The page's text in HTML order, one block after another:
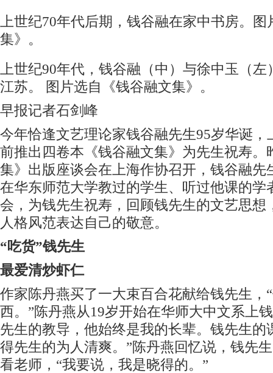
上世纪70年代后期，钱谷融在家中书房。图
集》。
上世纪90年代，钱谷融（中）与徐中玉（左
江苏。 图片选自《钱谷融文集》。
早报记者石剑峰
今年恰逢文艺理论家钱谷融先生95岁华诞，
前推出四卷本《钱谷融文集》为先生祝寿。
集》出版座谈会在上海作协召开，钱谷融先
在华东师范大学教过的学生、听过他课的学
会，为钱先生祝寿，回顾钱先生的文艺思想
人格风范表达自己的敬意。
“吃货”钱先生
最爱清炒虾仁
作家陈丹燕买了一大束百合花献给钱先生，
西。”陈丹燕从19岁开始在华师大中文系上
先生的教导，他始终是我的长辈。钱先生的
得先生的为人清爽。”陈丹燕回忆说，钱先
看老师，“我要说，我是晓得的。”